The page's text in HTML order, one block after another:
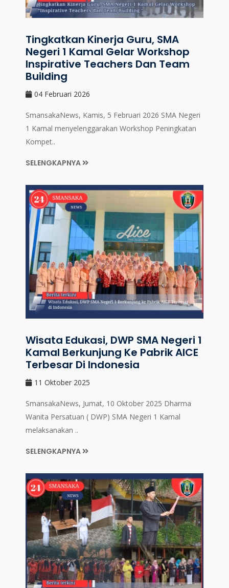
Tingkatkan Kinerja Guru, SMA
Negeri 1 Kamal Gelar Workshop
Inspirative Teachers Dan Team
Building
04 Februari 2026
SmansakaNews, Kamis, 5 Februari 2026 SMA Negeri
1 Kamal menyelenggarakan Workshop Peningkatan
Kompet..
SELENGKAPNYA
Wisata Edukasi, DWP SMA Negeri 1
Kamal Berkunjung Ke Pabrik AICE
Terbesar Di Indonesia
11 Oktober 2025
SmansakaNews, Jumat, 10 Oktober 2025 Dharma
Wanita Persatuan ( DWP) SMA Negeri 1 Kamal
melaksanakan ..
SELENGKAPNYA